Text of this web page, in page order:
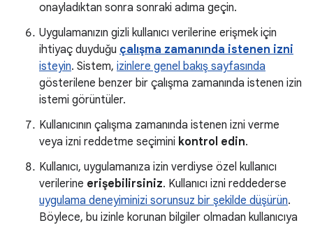
onayladıktan sonra sonraki adıma geçin.
Uygulamanızın gizli kullanıcı verilerine erişmek için
ihtiyaç duyduğu çalışma zamanında istenen izni
isteyin. Sistem, izinlere genel bakış sayfasında
gösterilene benzer bir çalışma zamanında istenen izin
istemi görüntüler.
Kullanıcının çalışma zamanında istenen izni verme
veya izni reddetme seçimini kontrol edin.
Kullanıcı, uygulamanıza izin verdiyse özel kullanıcı
verilerine erişebilirsiniz. Kullanıcı izni reddederse
uygulama deneyiminizi sorunsuz bir şekilde düşürün.
Böylece, bu izinle korunan bilgiler olmadan kullanıcıya